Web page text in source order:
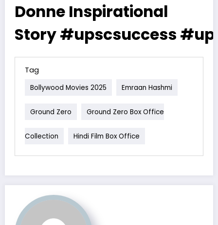
Donne Inspirational
Story #upscsuccess
Tag
Bollywood Movies 2025 Emraan Hashmi
Ground Zero Ground Zero Box Office
Collection Hindi Film Box Office